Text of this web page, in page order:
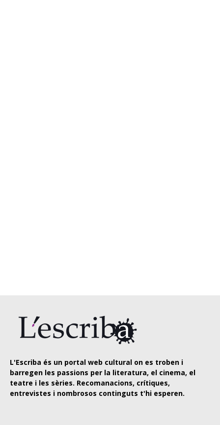
L'Escriba és un portal web cultural on es troben i
barregen les passions per la literatura, el cinema, el
teatre i les sèries. Recomanacions, crítiques,
entrevistes i nombrosos continguts t'hi esperen.